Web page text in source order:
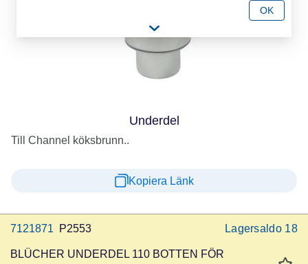
Underdel
Till Channel köksbrunn..
Kopiera Länk
7121871 P2553 Lagersaldo 18
BLÜCHER UNDERDEL 110 BOTTEN FÖR
OK